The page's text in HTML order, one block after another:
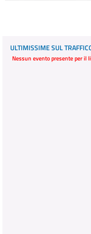
ULTIMISSIME SUL
Nessun evento presente per il